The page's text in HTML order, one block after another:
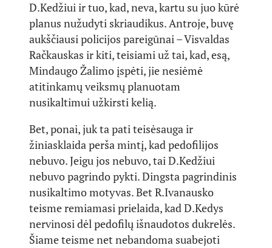
D.Kedžiui ir tuo, kad, neva, kartu su juo kūrė
planus nužudyti skriaudikus. Antroje, buvę
aukščiausi policijos pareigūnai – Visvaldas
Račkauskas ir kiti, teisiami už tai, kad, esą,
Mindaugo Žalimo įspėti, jie nesiėmė
atitinkamų veiksmų planuotam
nusikaltimui užkirsti kelią.
Bet, ponai, juk ta pati teisėsauga ir
žiniasklaida perša mintį, kad pedofilijos
nebuvo. Jeigu jos nebuvo, tai D.Kedžiui
nebuvo pagrindo pykti. Dingsta pagrindinis
nusikaltimo motyvas. Bet R.Ivanausko
teisme remiamasi prielaida, kad D.Kedys
nervinosi dėl pedofilų išnaudotos dukrelės.
Šiame teisme net nebandoma suabejoti